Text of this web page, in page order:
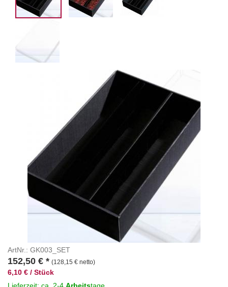
ArtNr.: GK003_SET
152,50 € * (128,15 € netto)
6,10 € / Stück